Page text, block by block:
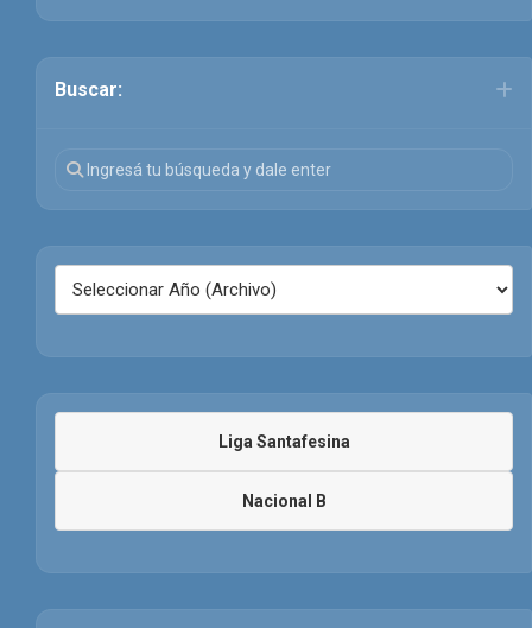
Buscar:
Liga Santafesina
Nacional B